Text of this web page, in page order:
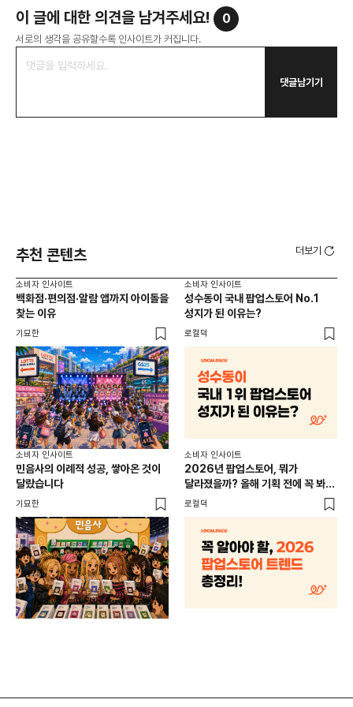
이 글에 대한 의견을 남겨주세요! 0
서로의 생각을 공유할수록 인사이트가 커집니다.
댓글남기기
추천 콘텐츠 더보기
소비자 인사이트
백화점·편의점·알람 앱까지 아이돌을
찾는 이유
기묘한
소비자 인사이트
성수동이 국내 팝업스토어 No.1
성지가 된 이유는?
로컬덕
소비자 인사이트
민음사의 이례적 성공, 쌓아온 것이
달랐습니다
기묘한
소비자 인사이트
2026년 팝업스토어, 뭐가
달라졌을까? 올해 기획 전에 꼭 봐야
할 트렌드 4가지
로컬덕